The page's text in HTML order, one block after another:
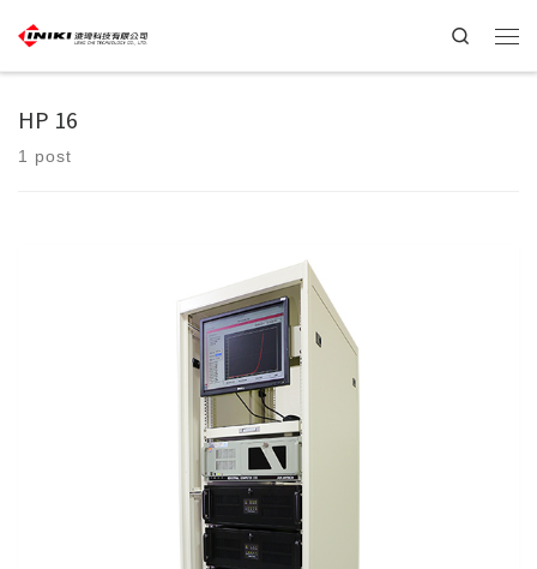
Search
HP 16
1 post